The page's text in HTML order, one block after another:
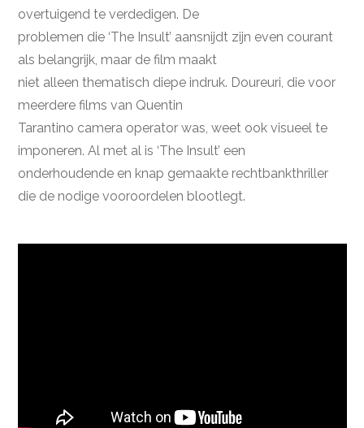
overtuigend te verdedigen. De
problemen die ‘The Insult’ aansnijdt zijn even courant
als belangrijk, maar de film maakt
niet alleen thematisch diepe indruk. Doureuri, die voor
meerdere films van Quentin
Tarantino camera operator was, weet ook visueel te
imponeren. Al met al is ‘The Insult’ een
onderhoudende en knap gemaakte rechtbankthriller
die de nodige vooroordelen blootlegt.